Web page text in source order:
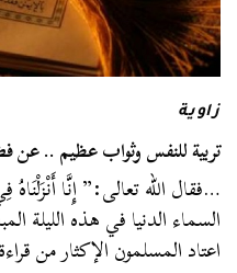
زاوية
تربية للنفس وثواب عظيم .. عن
…فقال الله تعالى:” إِنَّا
السماء الدنيا في هذه الليلة
اعتاد المسلمون الإكثار من